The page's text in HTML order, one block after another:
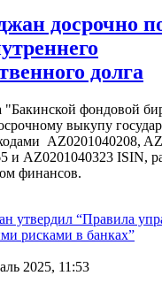
досрочно
долга
"Бакинской фондовой
выкупу
AZ0201040208,
и AZ0201040323 ISIN,
финансов.
2025, 11:53